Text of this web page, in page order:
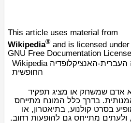
This article uses material from
Wikipedia® and is licensed
GNU Free Documentation License
Wikipedia ויקיפדיה העברית-האנציקלופדיה
החופשית
אדם שמשחק או מציג תפקיד
בדרך כלל המונח מתייחס
בסרט קולנוע, בתיאטרון, או
, ולעתים מתייחס גם להופעות רחוב.